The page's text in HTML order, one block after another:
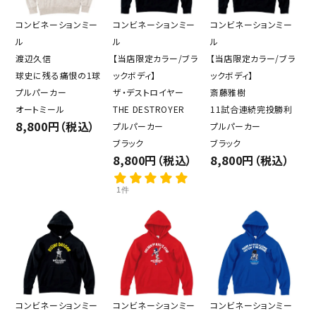
コンビネーションミー
ル
渡辺久信
球史に残る痛恨の1球
プルパーカー
オートミール
8,800円（税込）
コンビネーションミー
ル
【当店限定カラー/ブラ
ックボディ】
ザ・デストロイヤー
THE DESTROYER
プルパーカー
ブラック
8,800円（税込）
1件
コンビネーションミー
ル
【当店限定カラー/ブラ
ックボディ】
斎藤雅樹
11試合連続完投勝利
プルパーカー
ブラック
8,800円（税込）
コンビネーションミー
コンビネーションミー
コンビネーションミー